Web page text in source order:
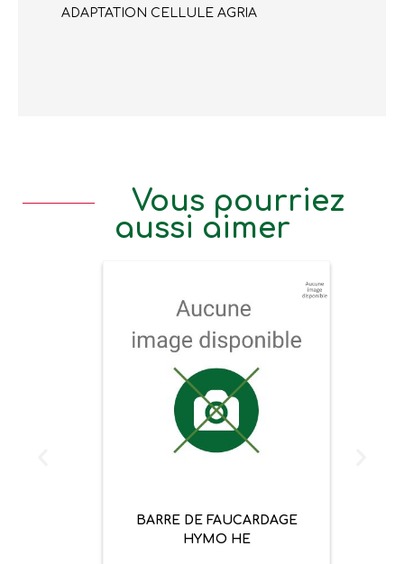
ADAPTATION CELLULE AGRIA
Vous pourriez
aussi aimer
BARRE DE FAUCARDAGE
HYMO HE